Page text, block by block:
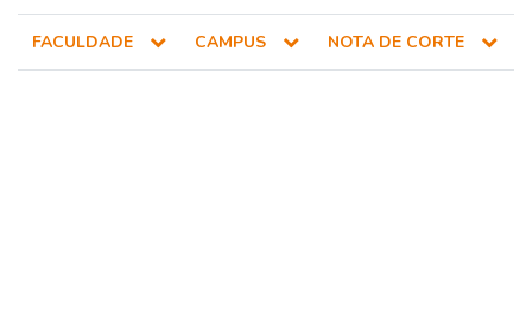
FACULDADE CAMPUS NOTA DE CORTE